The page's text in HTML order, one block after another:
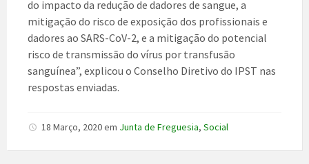
do impacto da redução de dadores de sangue, a
mitigação do risco de exposição dos profissionais e
dadores ao SARS-CoV-2, e a mitigação do potencial
risco de transmissão do vírus por transfusão
sanguínea”, explicou o Conselho Diretivo do IPST nas
respostas enviadas.
18 Março, 2020em Junta de Freguesia, Social